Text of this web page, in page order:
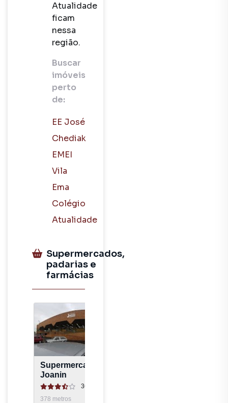
Atualidade
ficam
nessa
região.
Buscar
imóveis
perto
de:
EE José
Chediak
EMEI
Vila
Ema
Colégio
Atualidade
Supermercados,
padarias e
farmácias
Supermercados
Joanin
3602
378 metros